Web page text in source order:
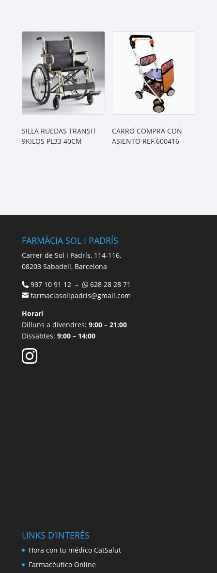
SILLA RUEDAS TRANSIT
9KILOS PL33 40CM
CARRO COMPRA CON
ASIENTO REF.600416
FARMÀCIA SOL I PADRÍS
Carrer de Sol i Padrís, 114-116,
08203 Sabadell, Barcelona
937 10 91 12 –
628 28 28 71
farmaciasolipadris@gmail.com
Horari
Dilluns a divendres: 9:00 – 21:00
Dissabtes: 9:00 – 14:00
LINKS D’INTERÉS
Hora con tu médico CatSalut
Farmacéutico Online